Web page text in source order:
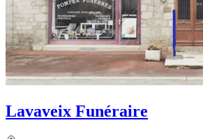
Lavaveix Funéraire